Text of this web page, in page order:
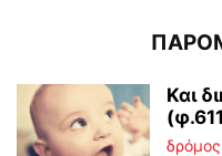
Και
δρόμος